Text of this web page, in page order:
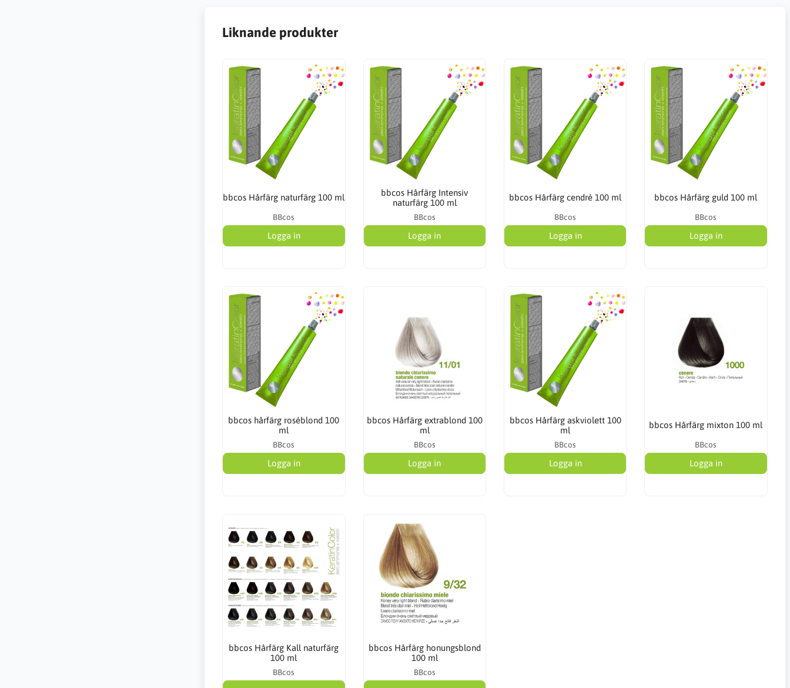
Liknande produkter
bbcos Hårfärg naturfärg 100 ml
BBcos
Logga in
bbcos Hårfärg Intensiv
naturfärg 100 ml
BBcos
Logga in
bbcos Hårfärg cendré 100 ml
BBcos
Logga in
bbcos Hårfärg guld 100 ml
BBcos
Logga in
bbcos hårfärg roséblond 100
ml
BBcos
Logga in
bbcos Hårfärg extrablond 100
ml
BBcos
Logga in
bbcos Hårfärg askviolett 100
ml
BBcos
Logga in
bbcos Hårfärg mixton 100 ml
BBcos
Logga in
bbcos Hårfärg Kall naturfärg
100 ml
BBcos
bbcos Hårfärg honungsblond
100 ml
BBcos